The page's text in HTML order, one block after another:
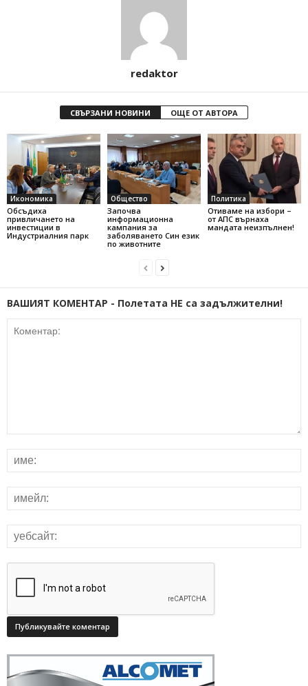
redaktor
СВЪРЗАНИ НОВИНИ ОЩЕ ОТ АВТОРА
Икономика
Обсъдиха
привличането на
инвестиции в
Индустриалния парк
Общество
Започва
информационна
кампания за
заболяването Син език
по животните
Политика
Отиваме на избори –
от АПС върнаха
мандата неизпълнен!
ВАШИЯТ КОМЕНТАР - Полетата НЕ са задължителни!